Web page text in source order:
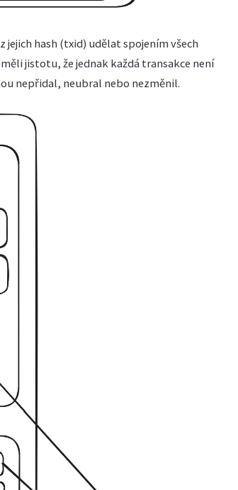
hash (txid) udělat spojením všech
jistotu, že jednak každá transakce není
nepřidal, neubral nebo nezměnil.